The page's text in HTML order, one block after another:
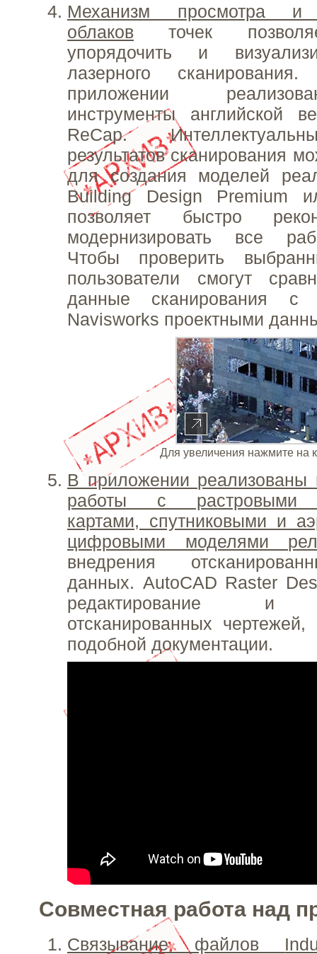
Механизм просмотра и
облаков точек
упорядочить и
лазерного
приложении
инструменты английской
ReCap.
результатов сканирования
для создания моделей
Building Design Premium
позволяет быстро
модернизировать все
Чтобы проверить
пользователи смогут
данные сканирования с
Navisworks проектными
Для увеличения нажмите на
В приложении реализованы
работы с растровыми
картами, спутниковыми и
цифровыми моделями
внедрения
данных. AutoCAD Raster
редактирование и
отсканированных
подобной документации.
Совместная работа над
Связывание файлов